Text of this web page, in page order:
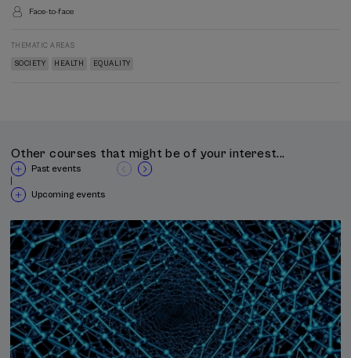
Face-to-face
THEMATIC AREAS
SOCIETY HEALTH EQUALITY
Other courses that might be of your interest...
Past events
Upcoming events